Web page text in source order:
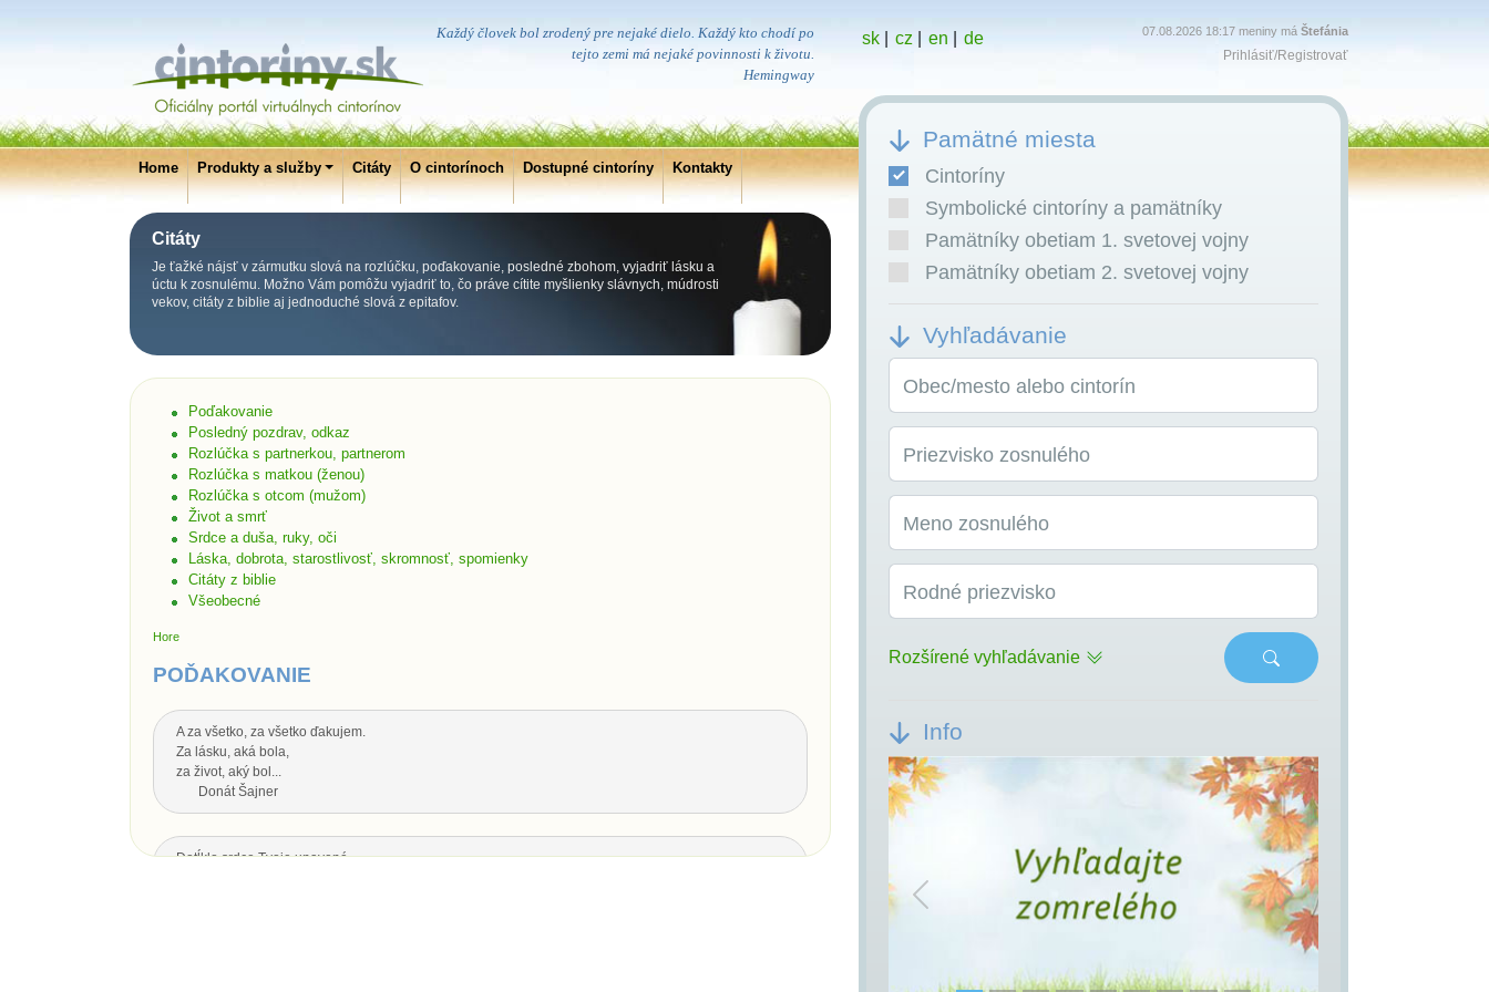
Každý človek bol zrodený pre nejaké dielo. Každý kto chodí po
tejto zemi má nejaké povinnosti k životu.
Hemingway
Home Produkty a služby Citáty O cintorínoch Dostupné cintoríny Kontakty
Citáty
Je ťažké nájsť v zármutku slová na rozlúčku, poďakovanie, posledné zbohom, vyjadriť lásku a
úctu k zosnulému. Možno Vám pomôžu vyjadriť to, čo práve cítite myšlienky slávnych, múdrosti
vekov, citáty z biblie aj jednoduché slová z epitafov.
sk| cz en de 07.08.2026 18:17 meniny má Štefánia
Prihlásiť/Registrovať
Pamätné miesta
Cintoríny
Symbolické cintoríny a pamätníky
Pamätníky obetiam 1. svetovej vojny
Pamätníky obetiam 2. svetovej vojny
Vyhľadávanie
Obec/mesto alebo cintorín
Priezvisko zosnulého
Meno zosnulého
Rodné priezvisko
Rozšírené vyhľadávanie
Info
Previous Next
Poďakovanie
Posledný pozdrav, odkaz
Rozlúčka s partnerkou, partnerom
Rozlúčka s matkou (ženou)
Rozlúčka s otcom (mužom)
Život a smrť
Srdce a duša, ruky, oči
Láska, dobrota, starostlivosť, skromnosť, spomienky
Citáty z biblie
Všeobecné
Hore
POĎAKOVANIE
A za všetko, za všetko ďakujem.
Za lásku, aká bola,
za život, aký bol...
Donát Šajner
Dotĺklo srdce Tvoje unavené,